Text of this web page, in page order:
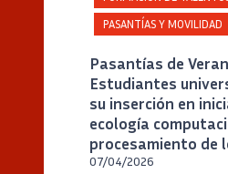
PASANTÍAS Y MOVILIDAD
Pasantías de
Estudiantes
su inserción en
ecología
procesamiento de
07/04/2026